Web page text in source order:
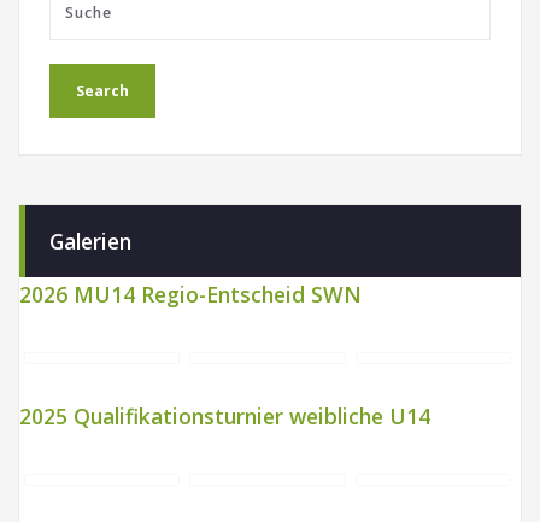
Galerien
2026 MU14 Regio-Entscheid SWN
2025 Qualifikationsturnier weibliche U14